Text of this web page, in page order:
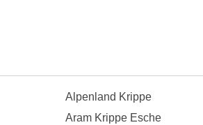
Alpenland Krippe
Aram Krippe Esche